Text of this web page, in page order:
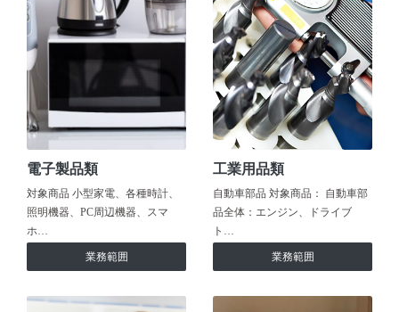
電子製品類
対象商品 小型家電、各種時計、
照明機器、PC周辺機器、スマ
ホ…
業務範囲
工業用品類
自動車部品 対象商品： 自動車部
品全体：エンジン、ドライブ
ト…
業務範囲